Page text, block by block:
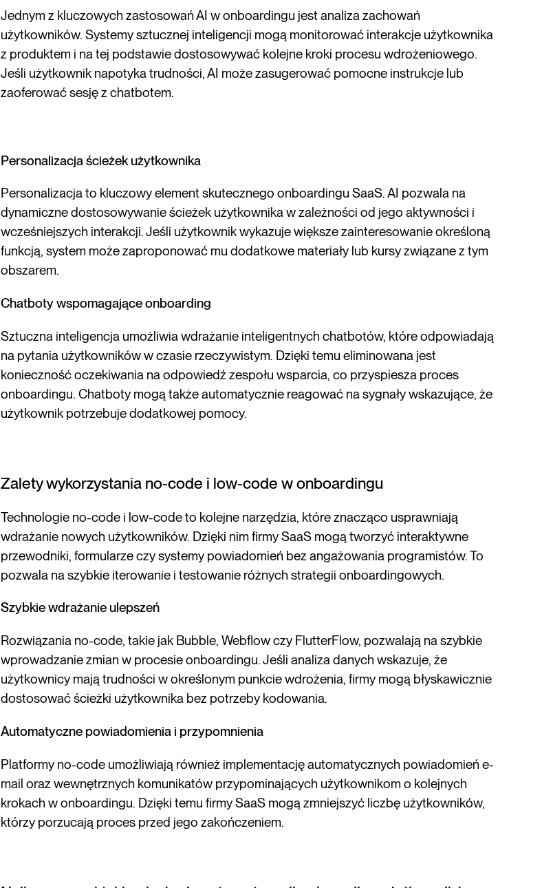
Jednym z kluczowych zastosowań AI w onboardingu jest analiza zachowań
użytkowników. Systemy sztucznej inteligencji mogą monitorować interakcje użytkownika
z produktem i na tej podstawie dostosowywać kolejne kroki procesu wdrożeniowego.
Jeśli użytkownik napotyka trudności, AI może zasugerować pomocne instrukcje lub
zaoferować sesję z chatbotem.
Personalizacja ścieżek użytkownika
Personalizacja to kluczowy element skutecznego onboardingu SaaS. AI pozwala na
dynamiczne dostosowywanie ścieżek użytkownika w zależności od jego aktywności i
wcześniejszych interakcji. Jeśli użytkownik wykazuje większe zainteresowanie określoną
funkcją, system może zaproponować mu dodatkowe materiały lub kursy związane z tym
obszarem.
Chatboty wspomagające onboarding
Sztuczna inteligencja umożliwia wdrażanie inteligentnych chatbotów, które odpowiadają
na pytania użytkowników w czasie rzeczywistym. Dzięki temu eliminowana jest
konieczność oczekiwania na odpowiedź zespołu wsparcia, co przyspiesza proces
onboardingu. Chatboty mogą także automatycznie reagować na sygnały wskazujące, że
użytkownik potrzebuje dodatkowej pomocy.
Zalety wykorzystania no-code i low-code w onboardingu
Technologie no-code i low-code to kolejne narzędzia, które znacząco usprawniają
wdrażanie nowych użytkowników. Dzięki nim firmy SaaS mogą tworzyć interaktywne
przewodniki, formularze czy systemy powiadomień bez angażowania programistów. To
pozwala na szybkie iterowanie i testowanie różnych strategii onboardingowych.
Szybkie wdrażanie ulepszeń
Rozwiązania no-code, takie jak Bubble, Webflow czy FlutterFlow, pozwalają na szybkie
wprowadzanie zmian w procesie onboardingu. Jeśli analiza danych wskazuje, że
użytkownicy mają trudności w określonym punkcie wdrożenia, firmy mogą błyskawicznie
dostosować ścieżki użytkownika bez potrzeby kodowania.
Automatyczne powiadomienia i przypomnienia
Platformy no-code umożliwiają również implementację automatycznych powiadomień e-
mail oraz wewnętrznych komunikatów przypominających użytkownikom o kolejnych
krokach w onboardingu. Dzięki temu firmy SaaS mogą zmniejszyć liczbę użytkowników,
którzy porzucają proces przed jego zakończeniem.